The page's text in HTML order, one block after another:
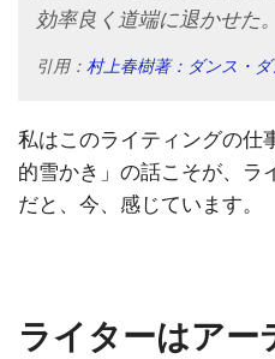
効率良く道端に退かせた
引用： 村上春樹著：ダンス・
私はこのライティングの仕
的雪かき」の話こそが、ラ
だと、今、感じています。
ライターはア